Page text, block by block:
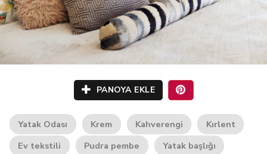
PANOYA EKLE
Yatak Odası Krem Kahverengi
Kırlent
Ev tekstili
Pudra pembe
Yatak başlığı